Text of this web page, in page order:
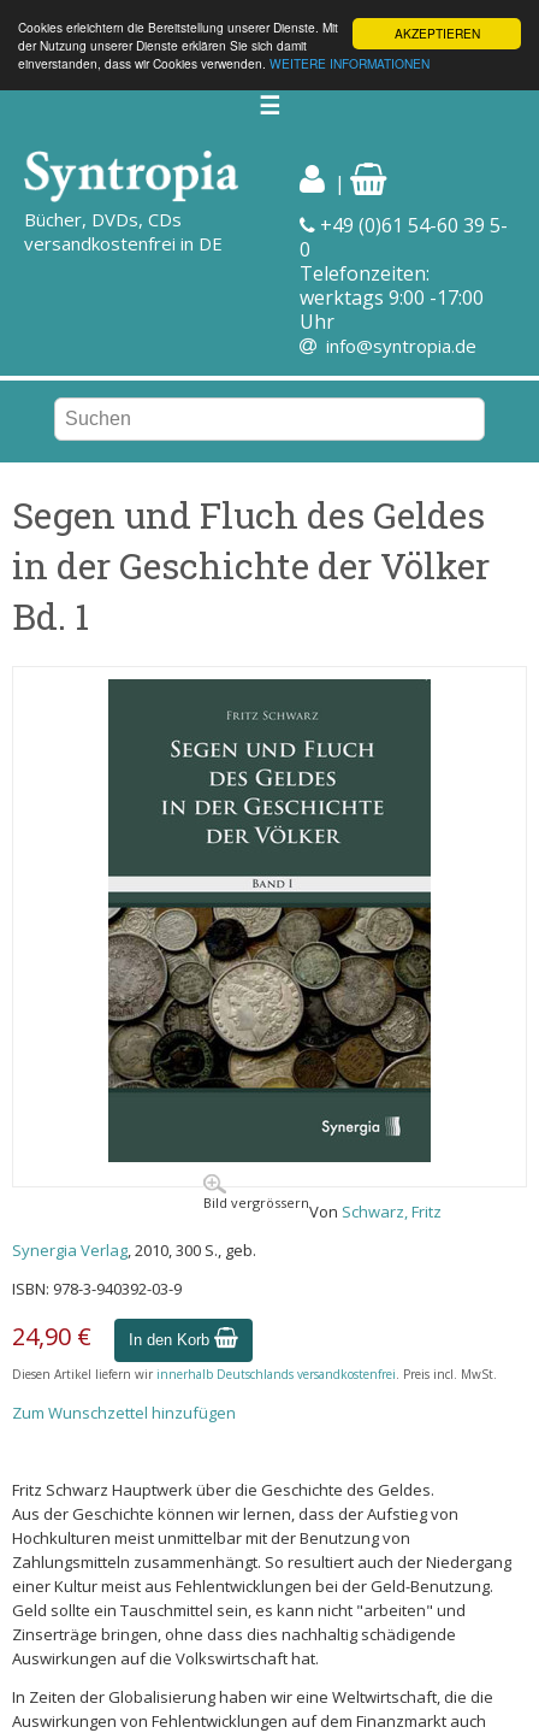
AKZEPTIEREN
Cookies erleichtern die Bereitstellung unserer Dienste. Mit
der Nutzung unserer Dienste erklären Sie sich damit
einverstanden, dass wir Cookies verwenden. WEITERE INFORMATIONEN
☰
Bücher, DVDs, CDs
versandkostenfrei in DE
|
+49 (0)61 54-60 39 5-
0
Telefonzeiten:
werktags 9:00 -17:00
Uhr
info@syntropia.de
Segen und Fluch des Geldes
in der Geschichte der Völker
Bd. 1
Bild vergrössernVon Schwarz, Fritz
Synergia Verlag, 2010, 300 S., geb.
ISBN: 978-3-940392-03-9
24,90 € In den Korb
Diesen Artikel liefern wir innerhalb Deutschlands versandkostenfrei. Preis incl. MwSt.
Zum Wunschzettel hinzufügen
Fritz Schwarz Hauptwerk über die Geschichte des Geldes.
Aus der Geschichte können wir lernen, dass der Aufstieg von
Hochkulturen meist unmittelbar mit der Benutzung von
Zahlungsmitteln zusammenhängt. So resultiert auch der Niedergang
einer Kultur meist aus Fehlentwicklungen bei der Geld-Benutzung.
Geld sollte ein Tauschmittel sein, es kann nicht "arbeiten" und
Zinserträge bringen, ohne dass dies nachhaltig schädigende
Auswirkungen auf die Volkswirtschaft hat.
In Zeiten der Globalisierung haben wir eine Weltwirtschaft, die die
Auswirkungen von Fehlentwicklungen auf dem Finanzmarkt auch